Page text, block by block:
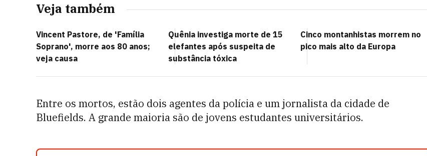
Veja também
Vincent Pastore, de 'Família
Soprano', morre aos 80 anos;
veja causa
Quênia investiga morte de 15
elefantes após suspeita de
substância tóxica
Cinco montanhistas morrem no
pico mais alto da Europa
Entre os mortos, estão dois agentes da polícia e um jornalista da cidade de
Bluefields. A grande maioria são de jovens estudantes universitários.